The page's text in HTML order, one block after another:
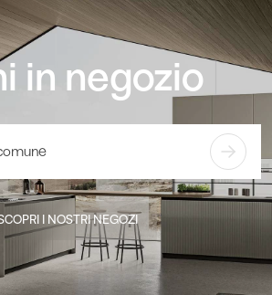
in negozio
I NOSTRI NEGOZI